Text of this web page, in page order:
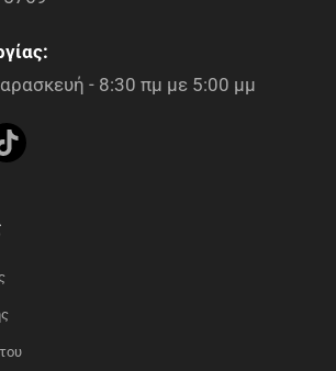
- 8:30 πμ με 5:00 μμ